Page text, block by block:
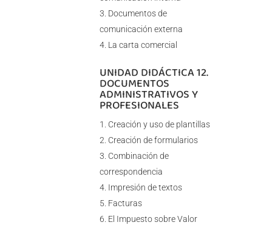
Documentos de
comunicación externa
La carta comercial
UNIDAD DIDÁCTICA 12.
DOCUMENTOS
ADMINISTRATIVOS Y
PROFESIONALES
Creación y uso de plantillas
Creación de formularios
Combinación de
correspondencia
Impresión de textos
Facturas
El Impuesto sobre Valor